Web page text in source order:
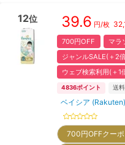
12位 39.6 円/枚
700円OFF
マラ
ジャンルSALE(＋2
ウェブ検索利用(＋1
4836ポイント 送
ベイシア (Rakuten)
700円OFFクー